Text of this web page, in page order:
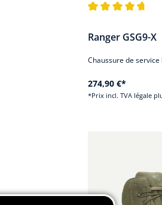
Ranger GSG9-X
Chaussure de
274,90 €*
*Prix incl. TVA légale